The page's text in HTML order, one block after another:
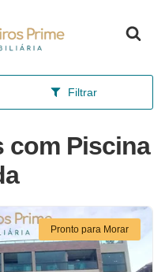
Filtrar
com Piscina
Pronto para Morar